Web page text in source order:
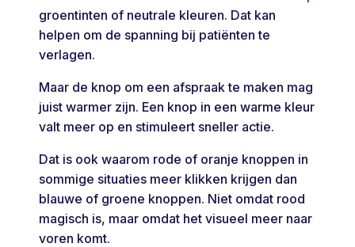
groentinten of neutrale kleuren. Dat kan
helpen om de spanning bij patiënten te
verlagen.
Maar de knop om een afspraak te maken mag
juist warmer zijn. Een knop in een warme kleur
valt meer op en stimuleert sneller actie.
Dat is ook waarom rode of oranje knoppen in
sommige situaties meer klikken krijgen dan
blauwe of groene knoppen. Niet omdat rood
magisch is, maar omdat het visueel meer naar
voren komt.